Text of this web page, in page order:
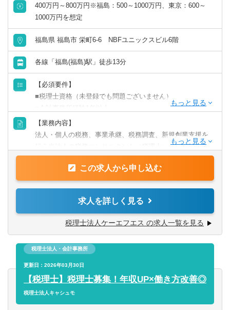
400万円～800万円※福島：500～1000万円、東京：600～
1000万円を想定
福島県 福島市 栄町6-6 NBFユニックスビル6階
各線「福島(福島)駅」徒歩13分
【必須要件】
■税理士資格（未登録でも問題ございません）
※メインの業務が税法チェックのため、上記のご経験は必
須となります。
会計士資格者で税務にご興味ある方もご相談ください。
クライアントの課題解決を行っております。
＜顧問先エリア＞
城県 など
・福島事務所：福島県内、宮城県、山形県、栃木県の一部
・オンライン対応：九州、関西、北海道 など
「よりクライアントに寄り添った提案・サポートを行いた
【業務内容】
法人・個人の税務、事業承継、税務調査、新規創業支援を
行う当法人の税務コンサルタント（税理士）を募集してお
※リモートでの勤務は可能ですが、入社後からいきなりフ
ルリモートというのは行っておりません。
■主な業務内容：
・税務相談
・法人個人の各種税務申告（法人税、事業税、消費税、所
・決算支援
・税務DD
・税務調査対応
この求人から申し込む
求人を詳しく見る
税理士法人ケーエフエス の求人一覧を見る
税理士法人・会計事務所
更新日：2026年03月30日
【税理士】税理士募集！年収UP×働き方改善◎
税理士法人キャシュモ